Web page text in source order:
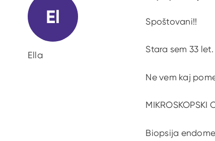
El
Ella
Spoštovani!!
Stara sem 33
Ne vem kaj
MIKROSKOPSKI
Biopsija